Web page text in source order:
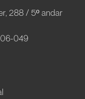
288 / 5º andar
049